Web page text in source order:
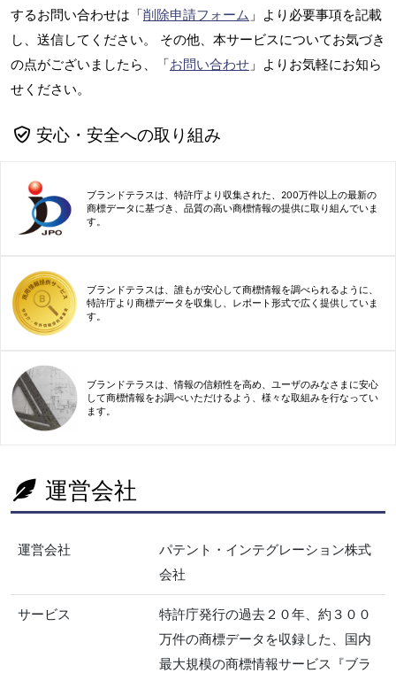
するお問い合わせは「削除申請フォーム 」より必要事項を記載
し、送信してください。 その他、本サービスについてお気づき
の点がございましたら、「お問い合わせ 」よりお気軽にお知ら
せください。
安心・安全への取り組み
ブランドテラスは、特許庁より収集された、200万件以上の最新の
商標データに基づき、品質の高い商標情報の提供に取り組んでいま
す。
ブランドテラスは、誰もが安心して商標情報を調べられるように、
特許庁より商標データを収集し、レポート形式で広く提供していま
す。
ブランドテラスは、情報の信頼性を高め、ユーザのみなさまに安心
して商標情報をお調べいただけるよう、様々な取組みを行なってい
ます。
運営会社
運営会社
パテント・インテグレーション株式
会社
サービス
特許庁発行の過去２０年、約３００
万件の商標データを収録した、国内
最大規模の商標情報サービス『ブラ